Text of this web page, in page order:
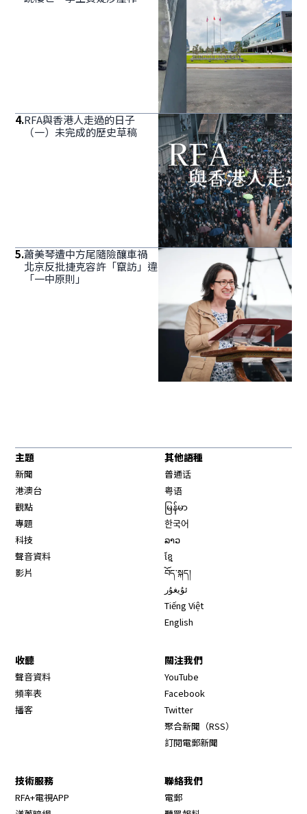
4.RFA與香港人走過的日子
（一）未完成的歷史草稿
5.蕭美琴遭中方尾隨險釀車禍
北京反批捷克容許「竄訪」違
「一中原則」
主題
新聞
港澳台
觀點
專題
科技
聲音資料
影片
其他語種
普通话
粤语
မြန်မာ
한국어
ລາວ
ខ្មែ
བོད་སྐད།
ئۇيغۇر
Tiếng Việt
English
收聽
聲音資料
頻率表
播客
關注我們
YouTube
Facebook
Twitter
聚合新聞（RSS）
訂閱電郵新聞
技術服務
RFA+電視APP
聯絡我們
電郵